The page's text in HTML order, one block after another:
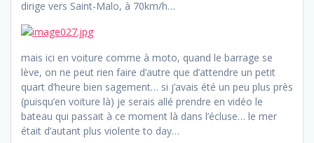
dirige vers Saint-Malo, à 70km/h…
mais ici en voiture comme à moto, quand le barrage se
lève, on ne peut rien faire d’autre que d’attendre un petit
quart d’heure bien sagement… si j’avais été un peu plus près
(puisqu’en voiture là) je serais allé prendre en vidéo le
bateau qui passait à ce moment là dans l’écluse… le mer
était d’autant plus violente to day…